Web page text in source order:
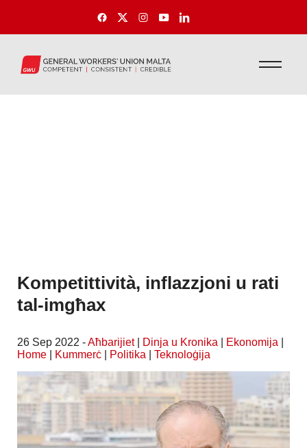
Kompetittività, inflazzjoni u rati
tal-imgħax
26 Sep 2022 -Aħbarijiet| Dinja u Kronika Ekonomija
Home
Kummerċ Politika Teknoloġija